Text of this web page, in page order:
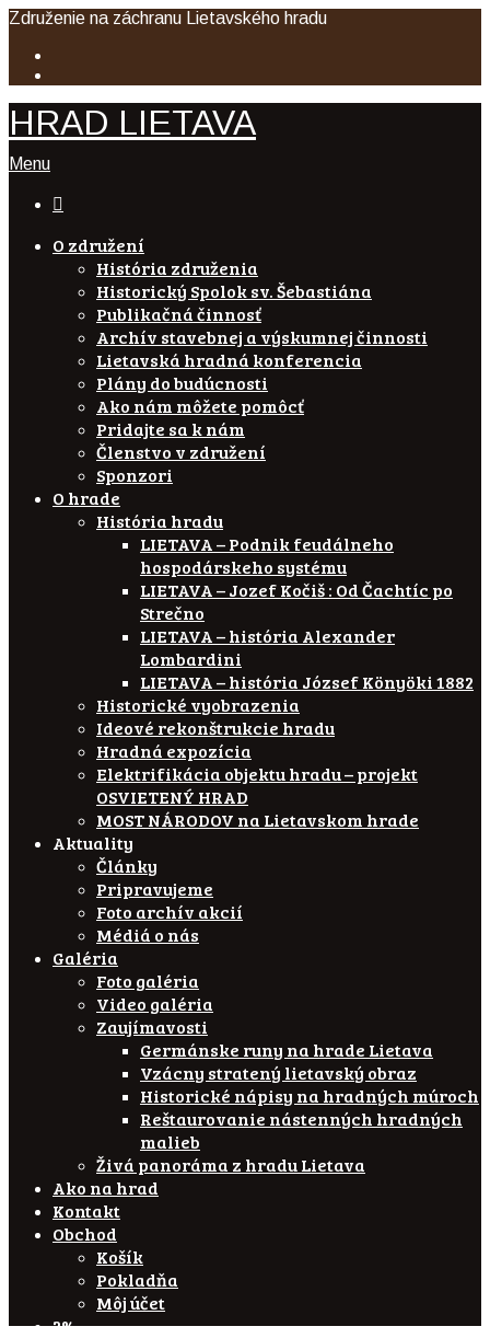
Združenie na záchranu Lietavského hradu
HRAD LIETAVA
Menu

O združení
História združenia
Historický Spolok sv. Šebastiána
Publikačná činnosť
Archív stavebnej a výskumnej činnosti
Lietavská hradná konferencia
Plány do budúcnosti
Ako nám môžete pomôcť
Pridajte sa k nám
Členstvo v združení
Sponzori
O hrade
História hradu
LIETAVA – Podnik feudálneho
hospodárskeho systému
LIETAVA – Jozef Kočiš : Od Čachtíc po
Strečno
LIETAVA – história Alexander
Lombardini
LIETAVA – história József Könyöki 1882
Historické vyobrazenia
Ideové rekonštrukcie hradu
Hradná expozícia
Elektrifikácia objektu hradu – projekt
OSVIETENÝ HRAD
MOST NÁRODOV na Lietavskom hrade
Aktuality
Články
Pripravujeme
Foto archív akcií
Médiá o nás
Galéria
Foto galéria
Video galéria
Zaujímavosti
Germánske runy na hrade Lietava
Vzácny stratený lietavský obraz
Historické nápisy na hradných múroch
Reštaurovanie nástenných hradných
malieb
Živá panoráma z hradu Lietava
Ako na hrad
Kontakt
Obchod
Košík
Pokladňa
Môj účet
2%